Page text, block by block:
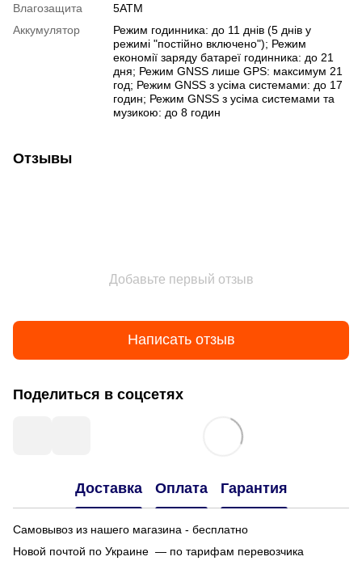
Влагозащита
5АТМ
Аккумулятор
Режим годинника: до 11 днів (5 днів у
режимі "постійно включено"); Режим
економії заряду батареї годинника: до 21
дня; Режим GNSS лише GPS: максимум 21
год; Режим GNSS з усіма системами: до 17
годин; Режим GNSS з усіма системами та
музикою: до 8 годин
Отзывы
Добавьте первый отзыв
Написать отзыв
Поделиться в соцсетях
Доставка Оплата Гарантия
Самовывоз из нашего магазина - бесплатно
Новой почтой по Украине — по тарифам перевозчика